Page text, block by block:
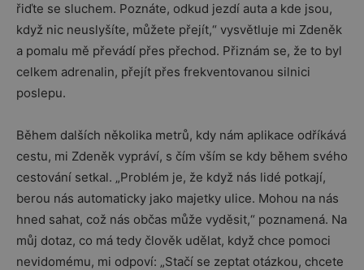
řiďte se sluchem. Poznáte, odkud jezdí auta a kde jsou,
když nic neuslyšíte, můžete přejít,“ vysvětluje mi Zdeněk
a pomalu mě převádí přes přechod. Přiznám se, že to byl
celkem adrenalin, přejít přes frekventovanou silnici
poslepu.
Během dalších několika metrů, kdy nám aplikace odříkává
cestu, mi Zdeněk vypráví, s čím vším se kdy během svého
cestování setkal. „Problém je, že když nás lidé potkají,
berou nás automaticky jako majetky ulice. Mohou na nás
hned sahat, což nás občas může vyděsit,“ poznamená. Na
můj dotaz, co má tedy člověk udělat, když chce pomoci
nevidomému, mi odpoví: „Stačí se zeptat otázkou, chcete